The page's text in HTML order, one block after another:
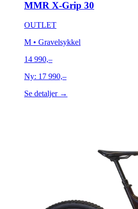
MMR X-Grip 30
OUTLET
M • Gravelsykkel
14 990,–
Ny: 17 990,–
Se detaljer →